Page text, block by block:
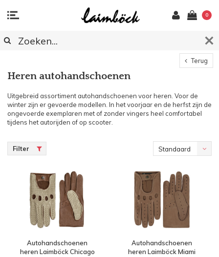
0
Terug
Heren autohandschoenen
Uitgebreid assortiment autohandschoenen voor heren. Voor de
winter zijn er gevoerde modellen. In het voorjaar en de herfst zijn de
ongevoerde exemplaren met of zonder vingers heel comfortabel
tijdens het autorijden of op scooter.
Filter Standaard
Autohandschoenen
heren Laimböck Chicago
Autohandschoenen
heren Laimböck Miami